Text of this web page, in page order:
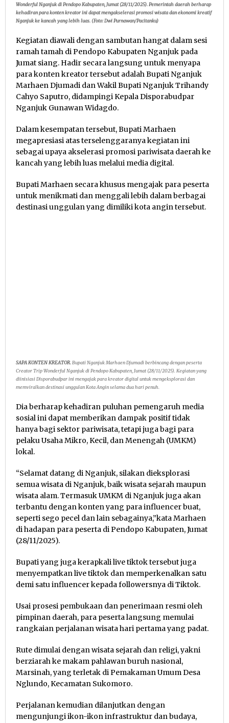
Wonderful Nganjuk di Pendopo Kabupaten, Jumat (28/11/2025). Pemerintah daerah berharap
kehadiran para konten kreator ini dapat mengakselerasi promosi wisata dan ekonomi kreatif
Nganjuk ke kancah yang lebih luas. (Foto: Dwi Purnawan/Pacitanku)
Kegiatan diawali dengan sambutan hangat dalam sesi
ramah tamah di Pendopo Kabupaten Nganjuk pada
Jumat siang. Hadir secara langsung untuk menyapa
para konten kreator tersebut adalah Bupati Nganjuk
Marhaen Djumadi dan Wakil Bupati Nganjuk Trihandy
Cahyo Saputro, didampingi Kepala Disporabudpar
Nganjuk Gunawan Widagdo.
Dalam kesempatan tersebut, Bupati Marhaen
megapresiasi atas terselenggaranya kegiatan ini
sebagai upaya akselerasi promosi pariwisata daerah ke
kancah yang lebih luas melalui media digital.
Bupati Marhaen secara khusus mengajak para peserta
untuk menikmati dan menggali lebih dalam berbagai
destinasi unggulan yang dimiliki kota angin tersebut.
SAPA KONTEN KREATOR.Bupati Nganjuk Marhaen Djumadi berbincang dengan peserta
Creator Trip Wonderful Nganjuk di Pendopo Kabupaten, Jumat (28/11/2025). Kegiatan yang
diinisiasi Disporabudpar ini mengajak para kreator digital untuk mengeksplorasi dan
memviralkan destinasi unggulan Kota Angin selama dua hari penuh.
Dia berharap kehadiran puluhan pemengaruh media
sosial ini dapat memberikan dampak positif tidak
hanya bagi sektor pariwisata, tetapi juga bagi para
pelaku Usaha Mikro, Kecil, dan Menengah (UMKM)
lokal.
“Selamat datang di Nganjuk, silakan dieksplorasi
semua wisata di Nganjuk, baik wisata sejarah maupun
wisata alam. Termasuk UMKM di Nganjuk juga akan
terbantu dengan konten yang para influencer buat,
seperti sego pecel dan lain sebagainya,”kata Marhaen
di hadapan para peserta di Pendopo Kabupaten, Jumat
(28/11/2025).
Bupati yang juga kerapkali live tiktok tersebut juga
menyempatkan live tiktok dan memperkenalkan satu
demi satu influencer kepada followersnya di Tiktok.
Usai prosesi pembukaan dan penerimaan resmi oleh
pimpinan daerah, para peserta langsung memulai
rangkaian perjalanan wisata hari pertama yang padat.
Rute dimulai dengan wisata sejarah dan religi, yakni
berziarah ke makam pahlawan buruh nasional,
Marsinah, yang terletak di Pemakaman Umum Desa
Nglundo, Kecamatan Sukomoro.
Perjalanan kemudian dilanjutkan dengan
mengunjungi ikon-ikon infrastruktur dan budaya,